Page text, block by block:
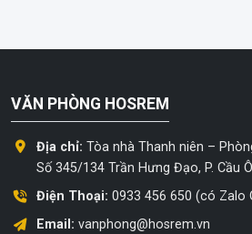
VĂN PHÒNG HOSREM
Địa chỉ: Tòa nhà Thanh niên –
Số 345/134 Trần Hưng Đạo, P. Cầu
Điện Thoại: 0933 456 650 (có Zalo
Email: vanphong@hosrem.vn